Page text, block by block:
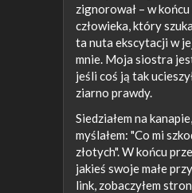
zignorował – w
człowieka, który
ta nuta ekscytacji w
mnie. Moja siostra
jeśli coś ją tak
ziarno prawdy.
Siedziałem na
myślałem: "Co mi
złotych". W końcu
jakieś swoje małe
link, zobaczyłem